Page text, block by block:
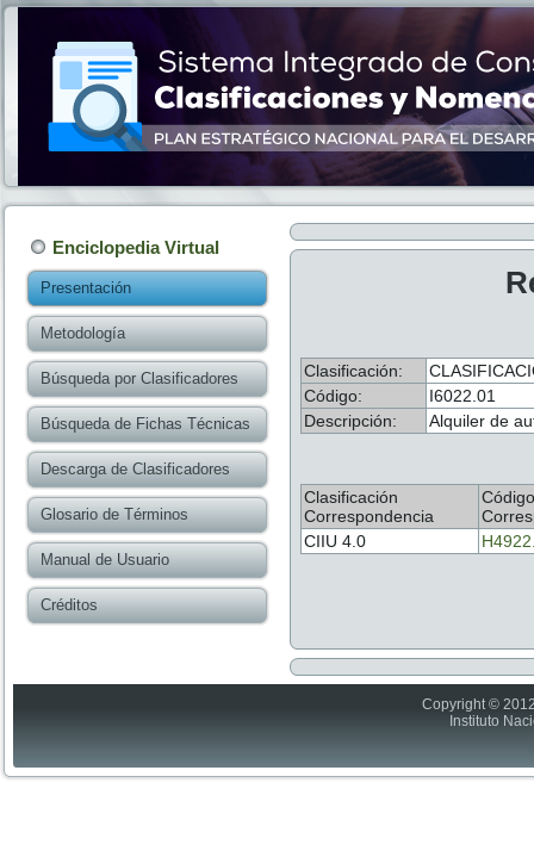
Enciclopedia Virtual
Presentación
Metodología
Búsqueda por Clasificadores
Búsqueda de Fichas Técnicas
Descarga de Clasificadores
Glosario de Términos
Manual de Usuario
Créditos
Clasificación:
Código:
I6022.01
Descripción:
Alquiler de
Clasificación
Correspondencia
Código
CIIU 4.0
Copyright ©
Instituto